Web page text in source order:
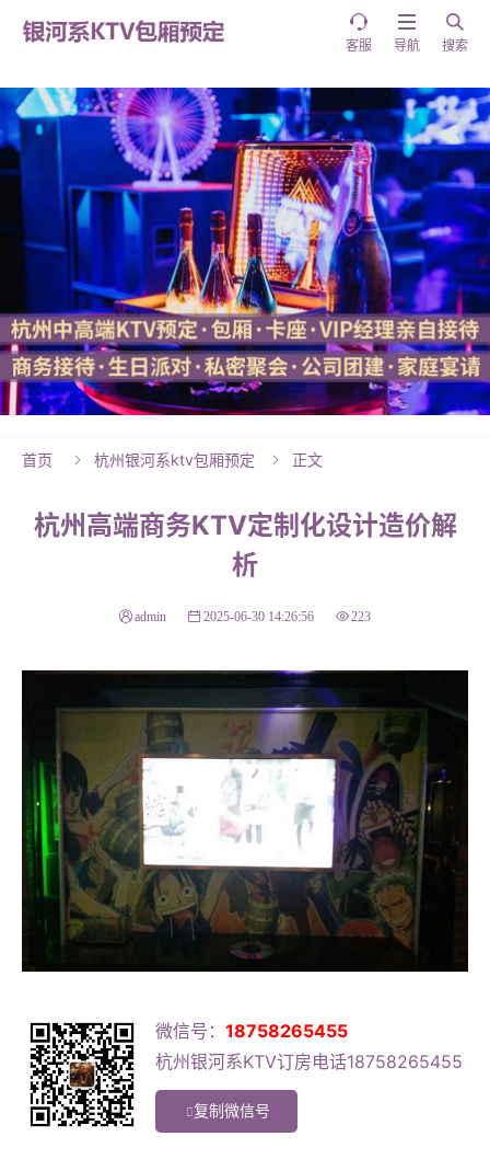

搜索

导航

客服
首页  杭州银河系ktv包厢预定  正文
杭州高端商务KTV定制化设计造价解
析
admin 2025-06-30 14:26:56 223
微信号： 18758265455
杭州银河系KTV订房电话18758265455
复制微信号